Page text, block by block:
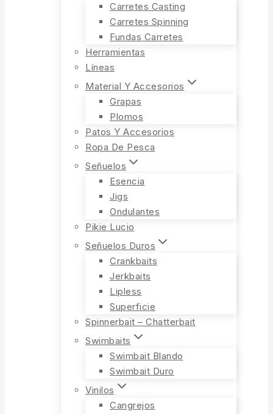
Carretes Casting
Carretes Spinning
Fundas Carretes
Herramientas
Líneas
Material Y Accesorios
Grapas
Plomos
Patos Y Accesorios
Ropa De Pesca
Señuelos
Esencia
Jigs
Ondulantes
Pikie Lucio
Señuelos Duros
Crankbaits
Jerkbaits
Lipless
Superficie
Spinnerbait – Chatterbait
Swimbaits
Swimbait Blando
Swimbait Duro
Vinilos
Cangrejos